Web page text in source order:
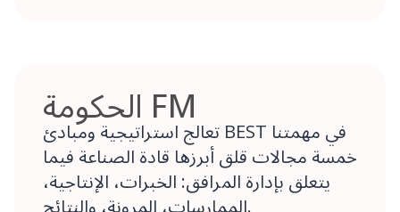
الحكومة FM
تعالج استراتيجية ومبادئ BEST في مهمتنا
خمسة مجالات قلق أبرزها قادة الصناعة فيما
يتعلق بإدارة المرافق: الخبرات، الإنتاجية،
الممارسات، المرونة، والنتائج.